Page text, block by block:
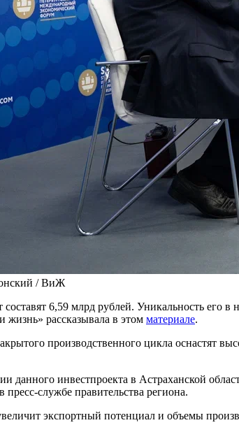
/ ВиЖ
6,59 млрд рублей. Уникальность его
жизнь» рассказывала в этом материале.
производственного цикла оснастят
данного инвестпроекта в Астраханской
службе правительства региона.
экспортный потенциал и объемы